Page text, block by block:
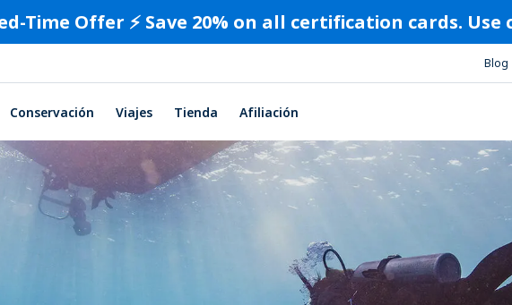
Time Offer ⚡️ Save 20% on all certification cards. Use
Blog
Conservación Viajes Tienda Afiliación